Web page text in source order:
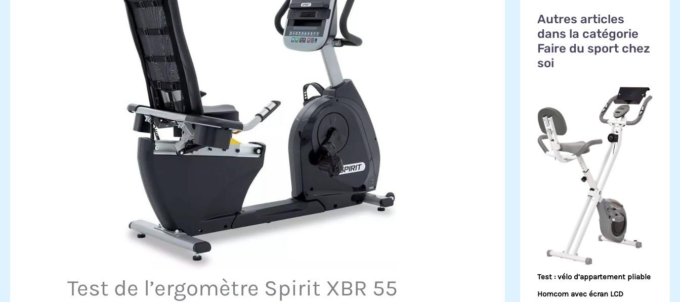
Test de l’ergomètre Spirit XBR 55
Autres articles
dans la catégorie
Faire du sport chez
soi
Test : vélo d’appartement pliable
Homcom avec écran LCD